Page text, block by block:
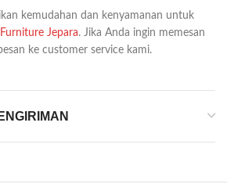
kemudahan dan kenyamanan untuk
Furniture Jepara. Jika Anda ingin memesan
ke customer service kami.